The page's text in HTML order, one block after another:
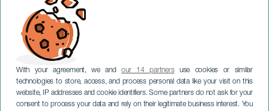
With your agreement, we andour 14 partnersuse cookies or similar
technologies to store, access, and process personal data like your visit on this
website, IP addresses and cookie identifiers. Some partners do not ask for your
consent to process your data and rely on their legitimate business interest. You
TENERIFE